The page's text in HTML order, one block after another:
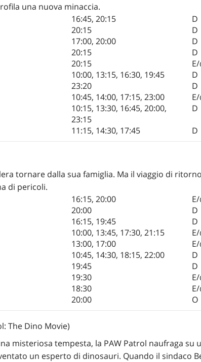
una nuova minaccia.
16:45, 20:15 D
20:15 D
17:00, 20:00 D
20:15 D
20:15
10:00, 13:15, 16:30, 19:45 D
23:20 D
10:45, 14:00, 17:15, 23:00
10:15, 13:30, 16:45, 20:00,
23:15
D
11:15, 14:30, 17:45 D
tornare dalla sua famiglia. Ma il viaggio di
di pericoli.
16:15, 20:00
20:00 D
16:15, 19:45 D
10:00, 13:45, 17:30, 21:15
13:00, 17:00
10:45, 14:30, 18:15, 22:00 D
19:45 D
19:30
18:30
20:00 O
The Dino Movie)
misteriosa tempesta, la PAW Patrol naufraga
un esperto di dinosauri. Quando il sindaco